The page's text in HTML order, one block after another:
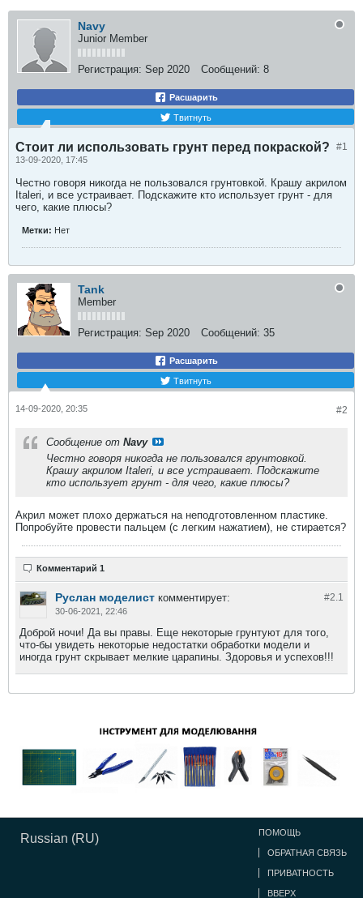
Navy
Junior Member
Регистрация: Sep 2020 Сообщений: 8
Расшарить
Твитнуть
#1
Стоит ли использовать грунт перед покраской?
13-09-2020, 17:45
Честно говоря никогда не пользовался грунтовкой. Крашу акрилом
Italeri, и все устраивает. Подскажите кто использует грунт - для
чего, какие плюсы?
Метки: Нет
Tank
Member
Регистрация: Sep 2020 Сообщений: 35
Расшарить
Твитнуть
#2
14-09-2020, 20:35
Сообщение от Navy
Честно говоря никогда не пользовался грунтовкой.
Крашу акрилом Italeri, и все устраивает. Подскажите
кто использует грунт - для чего, какие плюсы?
Акрил может плохо держаться на неподготовленном пластике.
Попробуйте провести пальцем (с легким нажатием), не стирается?
Комментарий 1
#2. 1
Руслан моделист комментирует:
30-06-2021, 22:46
Доброй ночи! Да вы правы. Еще некоторые грунтуют для того,
что-бы увидеть некоторые недостатки обработки модели и
иногда грунт скрывает мелкие царапины. Здоровья и успехов!!!
Russian (RU) ПОМОЩЬ
ОБРАТНАЯ СВЯЗЬ
ПРИВАТНОСТЬ
ВВЕРХ